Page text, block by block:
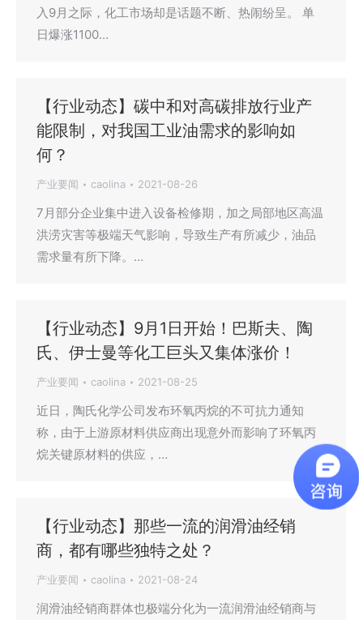
入9月之际，化工市场却是话题不断、热闹纷呈。 单
日爆涨1100…
【行业动态】碳中和对高碳排放行业产
能限制，对我国工业油需求的影响如
何？
产业要闻 caolina 2021-08-26
7月部分企业集中进入设备检修期，加之局部地区高温
洪涝灾害等极端天气影响，导致生产有所减少，油品
需求量有所下降。…
【行业动态】9月1日开始！巴斯夫、陶
氏、伊士曼等化工巨头又集体涨价！
产业要闻 caolina 2021-08-25
近日，陶氏化学公司发布环氧丙烷的不可抗力通知
称，由于上游原材料供应商出现意外而影响了环氧丙
烷关键原材料的供应，…
【行业动态】那些一流的润滑油经销
商，都有哪些独特之处？
产业要闻 caolina 2021-08-24
润滑油经销商群体也极端分化为一流润滑油经销商与